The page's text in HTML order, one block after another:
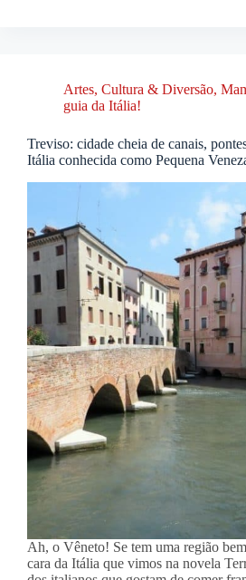
Artes, Cultura & Diversão,
guia da Itália!
Treviso: cidade cheia de canais,
Itália conhecida como Pequena
Ah, o Vêneto! Se tem uma região
cara da Itália que vimos na novela